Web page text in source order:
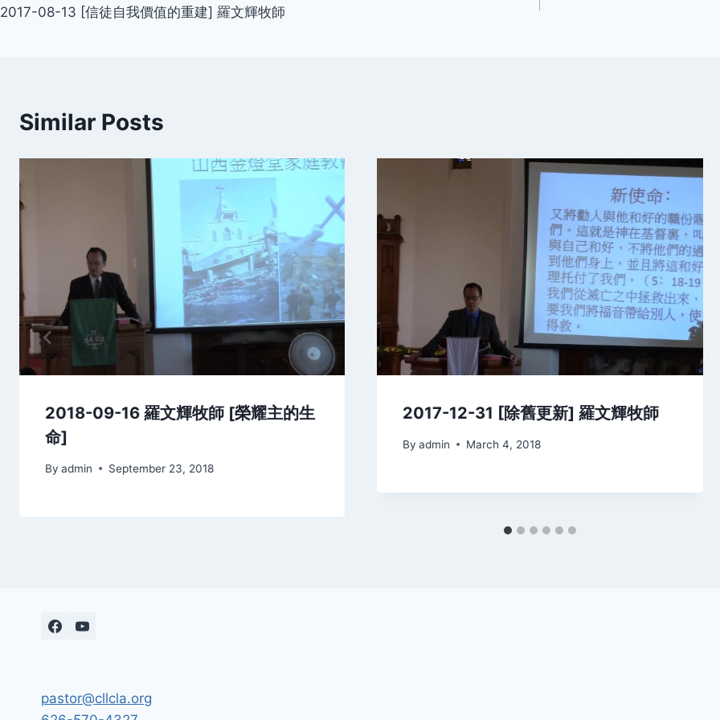
navigation
2017-08-13 [信徒自我價值的重建] 羅文輝牧師
Similar Posts
2018-09-16 羅文輝牧師 [榮耀主的生
命]
By admin September 23, 2018
2017-12-31 [除舊更新] 羅文輝牧師
By admin March 4, 2018
pastor@cllcla.org